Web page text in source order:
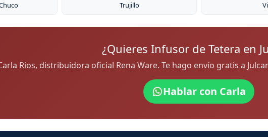
Trujillo
¿Quieres Infusor de Tetera en
Rios, distribuidora oficial Rena Ware. Te hago envío gratis a
Hablar con Carla